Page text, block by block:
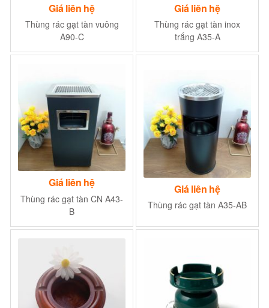
Giá liên hệ
Thùng rác gạt tàn vuông
A90-C
Giá liên hệ
Thùng rác gạt tàn inox
trắng A35-A
Giá liên hệ
Thùng rác gạt tàn CN A43-
B
Giá liên hệ
Thùng rác gạt tàn A35-AB